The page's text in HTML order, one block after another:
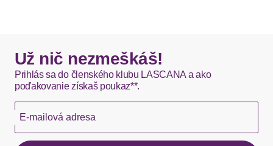
Okamžite dostupné položky sú zvyčajne doručené
kuriérom DHL do 1-3 pracovných dní.
Hermes - 0,00 EUR
Okamžite dostupné položky sú zvyčajne doručené
kuriérom Hermes do 1-3 pracovných dní.
Už nič nezmeškáš!
Prihlás sa do členského klubu LASCANA a ako
poďakovanie získaš poukaz**.
E-mailová adresa